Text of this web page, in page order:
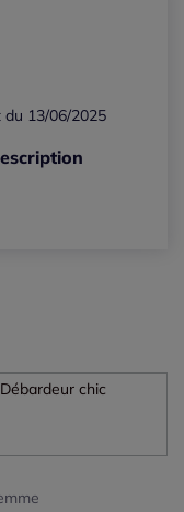
du 13/06/2025
Débardeur chic